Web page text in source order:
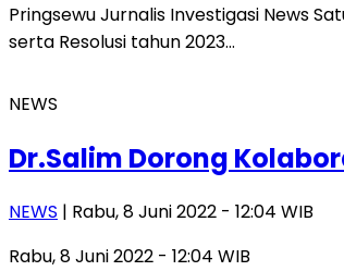
Pringsewu Jurnalis Investigasi News
serta Resolusi tahun 2023…
NEWS
Dr.Salim Dorong
NEWS | Rabu, 8 Juni 2022 - 12:04 WIB
Rabu, 8 Juni 2022 - 12:04 WIB